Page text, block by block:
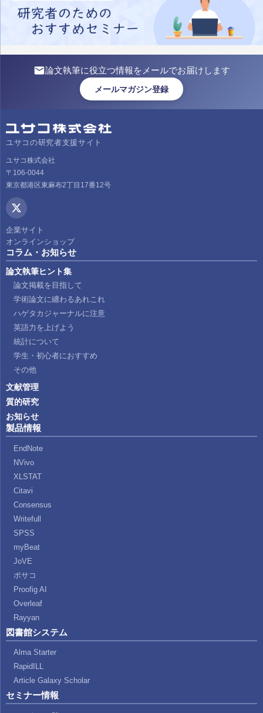
論文執筆に役立つ情報をメールでお届けします
メールマガジン登録
ユサコの研究者支援サイト
ユサコ株式会社
〒106-0044
東京都港区東麻布2丁目17番12号
企業サイト
オンラインショップ
コラム・お知らせ
論文執筆ヒント集
論文掲載を目指して
学術論文に纏わるあれこれ
ハゲタカジャーナルに注意
英語力を上げよう
統計について
学生・初心者におすすめ
その他
文献管理
質的研究
お知らせ
製品情報
EndNote
NVivo
XLSTAT
Citavi
Consensus
Writefull
SPSS
myBeat
JoVE
ポサコ
Proofig AI
Overleaf
Rayyan
図書館システム
Alma Starter
RapidILL
Article Galaxy Scholar
セミナー情報